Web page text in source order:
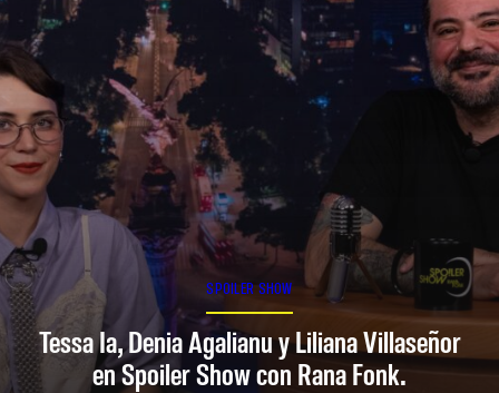
SPOILER SHOW
Tessa Ia, Denia Agalianu y Liliana Villaseñor
en Spoiler Show con Rana Fonk.